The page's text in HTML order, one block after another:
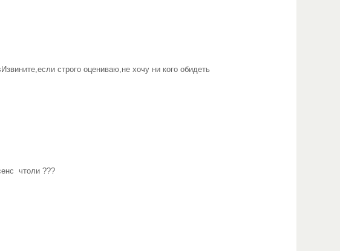
Извините,если строго оцениваю,не хочу ни кого обидеть
чтоли ???